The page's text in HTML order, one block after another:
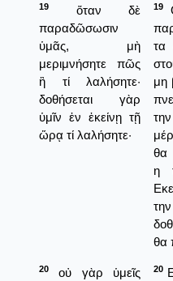
19
ὅταν δὲ
παραδῶσωσιν
ὑμᾶς, μὴ
μεριμνήσητε πῶς
ἢ τί λαλήσητε·
δοθήσεται γὰρ
ὑμῖν ἐν ἐκείνῃ τῇ
ὥρᾳ τί λαλήσητε·
19
τα
μη
θα
η
θα
20
οὐ γὰρ ὑμεῖς
20